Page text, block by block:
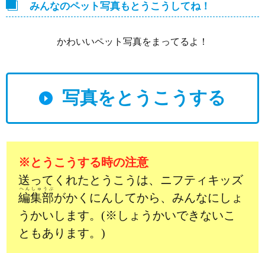
みんなのペット写真もとうこうしてね！
かわいいペット写真をまってるよ！
写真をとうこうする
※とうこうする時の注意
送ってくれたとうこうは、ニフティキッズ
編集部
へんしゅうぶ
がかくにんしてから、みんなにしょ
うかいします。(※しょうかいできないこ
ともあります。)